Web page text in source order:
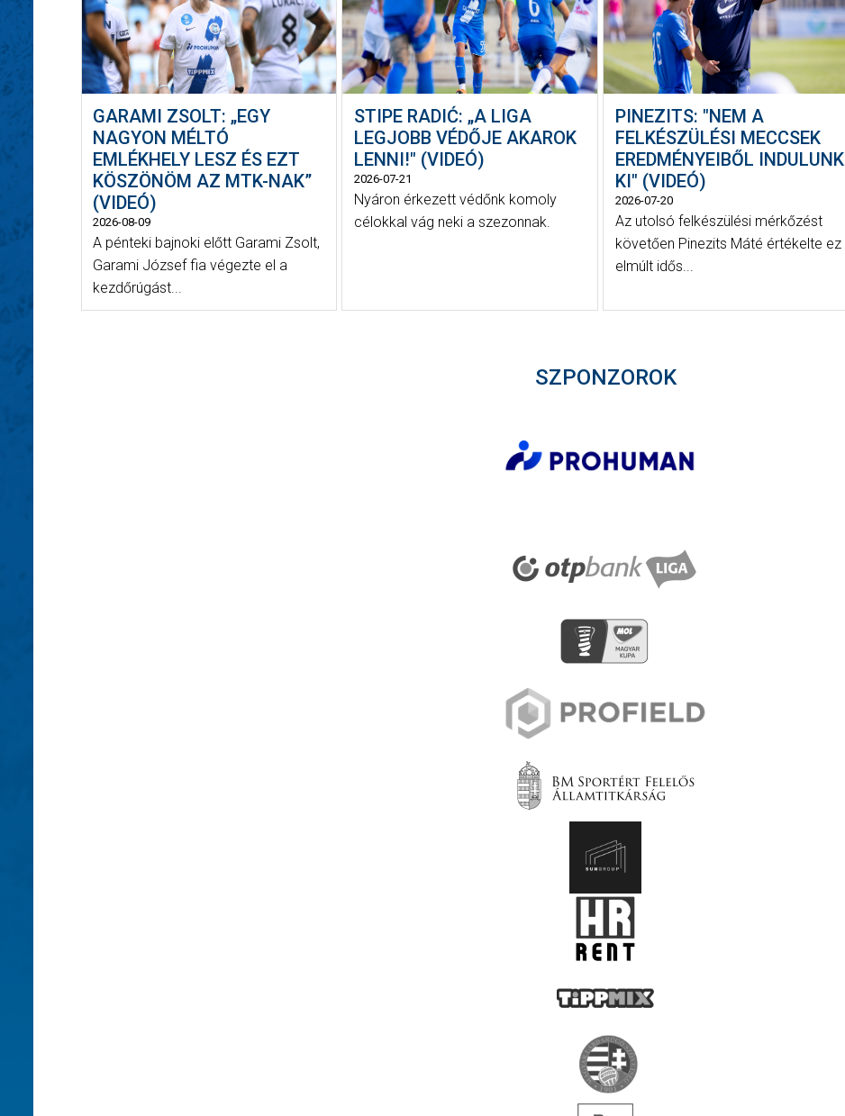
GARAMI ZSOLT: „EGY
NAGYON MÉLTÓ
EMLÉKHELY LESZ ÉS EZT
KÖSZÖNÖM AZ MTK-NAK”
(VIDEÓ)
2026-08-09
A pénteki bajnoki előtt Garami Zsolt,
Garami József fia végezte el a
kezdőrúgást...
STIPE RADIĆ: „A LIGA
LEGJOBB VÉDŐJE AKAROK
LENNI!" (VIDEÓ)
2026-07-21
Nyáron érkezett védőnk komoly
célokkal vág neki a szezonnak.
PINEZITS: "NEM A
FELKÉSZÜLÉSI MECCSEK
EREDMÉNYEIBŐL INDULUNK
KI" (VIDEÓ)
2026-07-20
Az utolsó felkészülési mérkőzést
követően Pinezits Máté értékelte ez
elmúlt idős...
SZPONZOROK